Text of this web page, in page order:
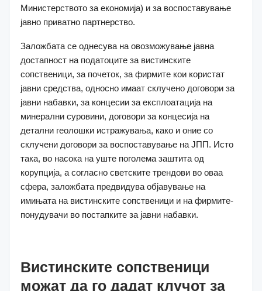
Министерството за економија) и за воспоставување
јавно приватно партнерство.
Заложбата се однесува на овозможување јавна
достапност на податоците за вистинските
сопственици, за почеток, за фирмите кои користат
јавни средства, односно имаат склучено договори за
јавни набавки, за концесии за експлоатација на
минерални суровини, договори за концесија на
детални геолошки истражувања, како и оние со
склучени договори за воспоставување на ЈПП. Исто
така, во насока на уште поголема заштита од
корупција, а согласно светските трендови во оваа
сфера, заложбата предвидува објавување на
имињата на вистинските сопственици и на фирмите-
понудувачи во постапките за јавни набавки.
Вистинските сопственици
можат да го дадат клучот за